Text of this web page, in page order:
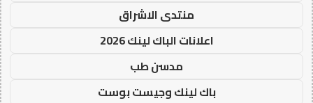
منتدى الاشراق
اعلانات الباك لينك 2026
مدسن طب
باك لينك وجيست بوست